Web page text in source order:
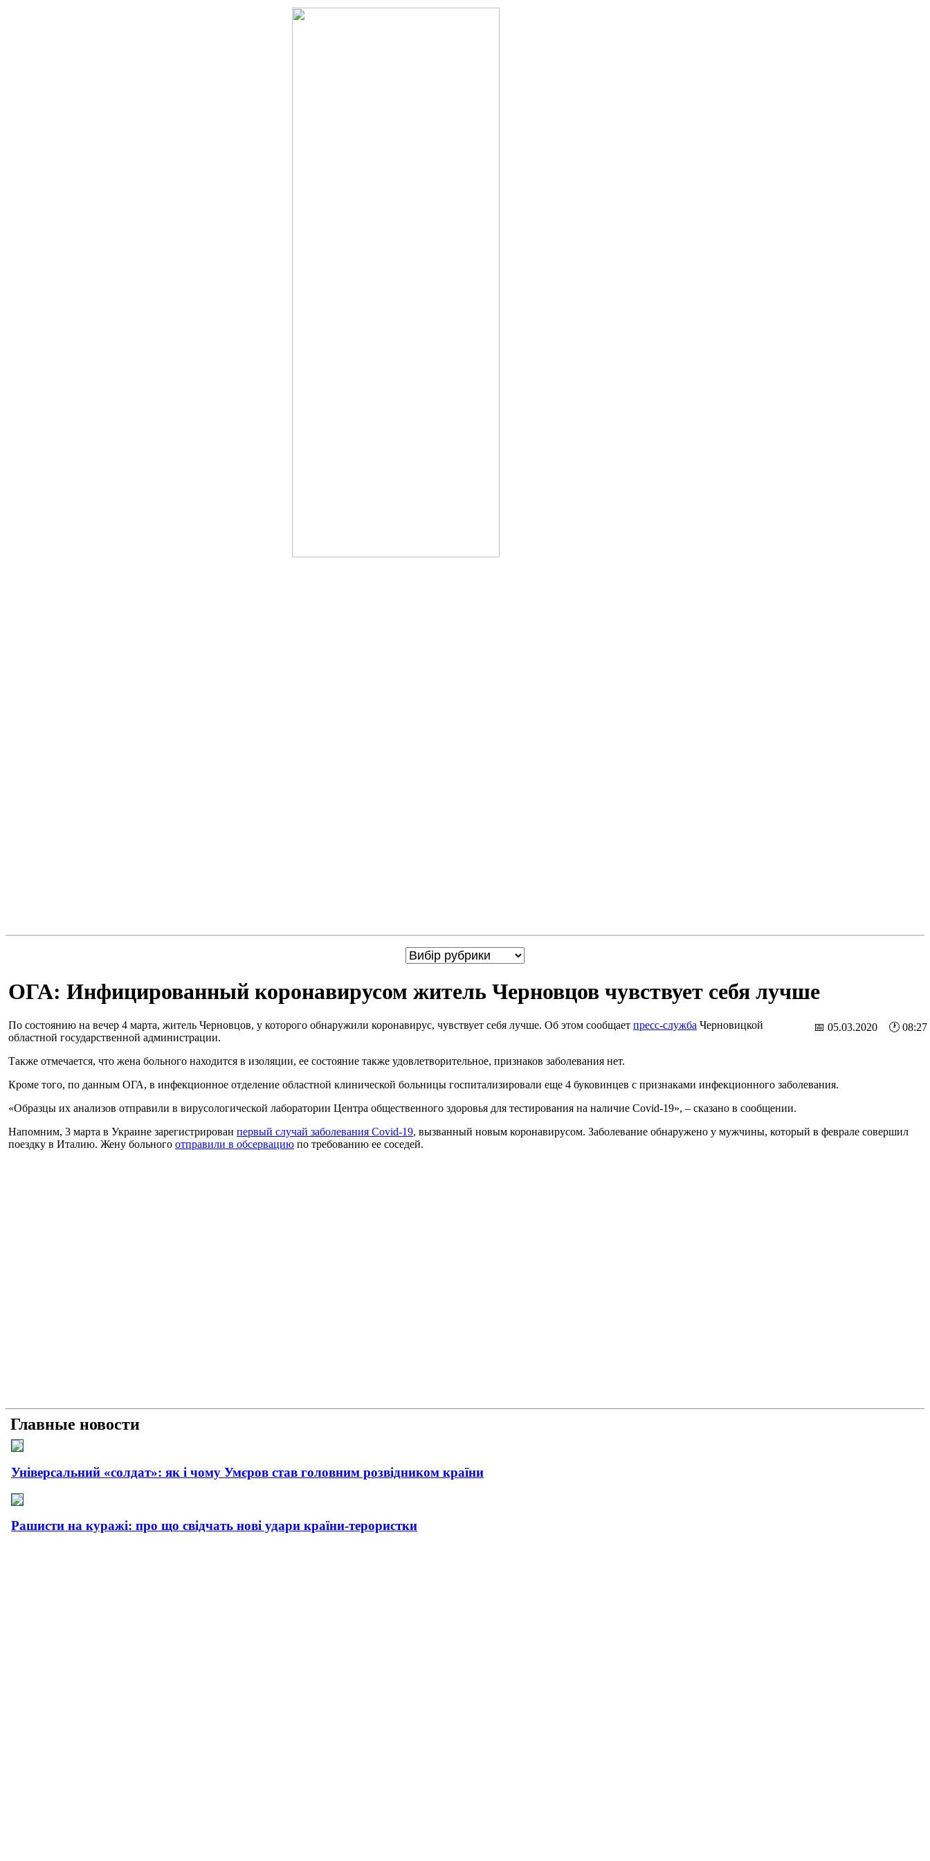
ОГА: Инфицированный коронавирусом житель Черновцов чувствует себя лучше
📅 05.03.2020 🕐 08:27
По состоянию на вечер 4 марта, житель Черновцов, у которого обнаружили коронавирус, чувствует себя лучше. Об этом сообщает пресс-служба Черновицкой
областной государственной администрации.
Также отмечается, что жена больного находится в изоляции, ее состояние также удовлетворительное, признаков заболевания нет.
Кроме того, по данным ОГА, в инфекционное отделение областной клинической больницы госпитализировали еще 4 буковинцев с признаками инфекционного заболевания.
«Образцы их анализов отправили в вирусологической лаборатории Центра общественного здоровья для тестирования на наличие Covid-19», – сказано в сообщении.
Напомним, 3 марта в Украине зарегистрирован первый случай заболевания Covid-19, вызванный новым коронавирусом. Заболевание обнаружено у мужчины, который в феврале совершил
поездку в Италию. Жену больного отправили в обсервацию по требованию ее соседей.
Главные новости
Універсальний «солдат»: як і чому Умєров став головним розвідником країни
Рашисти на куражі: про що свідчать нові удари країни-терористки